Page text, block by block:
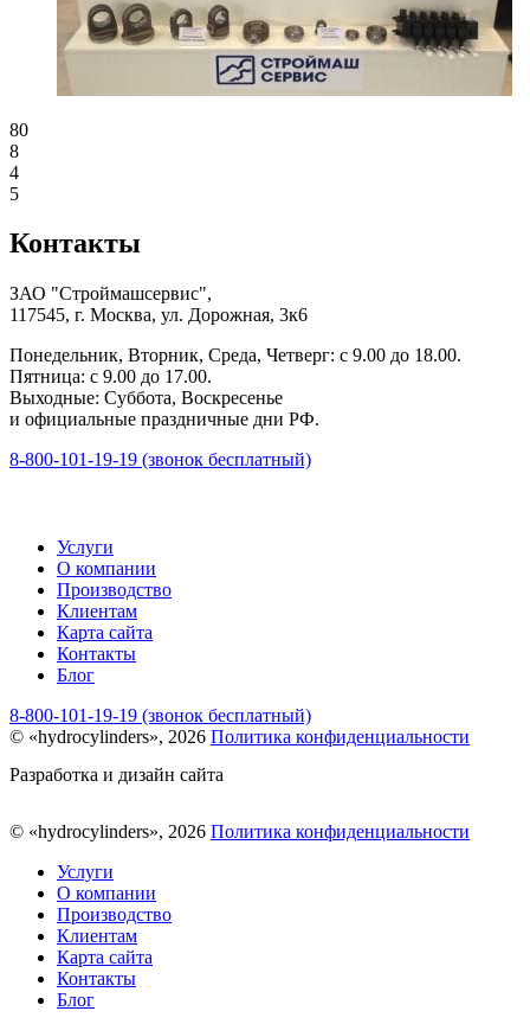
80
8
4
5
Контакты
ЗАО "Строймашсервис",
117545, г. Москва, ул. Дорожная, 3к6
Понедельник, Вторник, Среда, Четверг: с 9.00 до 18.00.
Пятница: с 9.00 до 17.00.
Выходные: Суббота, Воскресенье
и официальные праздничные дни РФ.
8-800-101-19-19 (звонок бесплатный)
Услуги
О компании
Производство
Клиентам
Карта сайта
Контакты
Блог
8-800-101-19-19 (звонок бесплатный)
© «hydrocylinders», 2026 Политика конфиденциальности
Разработка и дизайн сайта
© «hydrocylinders», 2026 Политика конфиденциальности
Услуги
О компании
Производство
Клиентам
Карта сайта
Контакты
Блог